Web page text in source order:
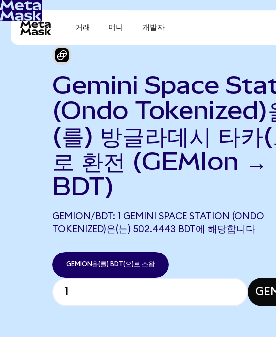
거래 머니 개발자
Gemini Space
(Ondo Tokenized)
(를) 방글라데시 타카
로 환전 (GEMIon →
BDT)
GEMION/BDT: 1 GEMINI SPACE STATION (ONDO
TOKENIZED)은(는) 502.4443 BDT에 해당합니다
GEMION을(를) BDT(으)로 스왑